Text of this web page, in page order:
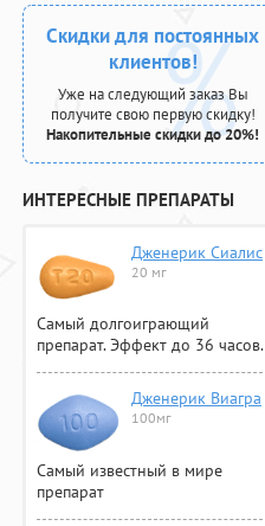
Скидки для постоянных
клиентов!
Уже на следующий заказ Вы
получите свою первую скидку!
Накопительные скидки до 20%!
ИНТЕРЕСНЫЕ ПРЕПАРАТЫ
Дженерик Сиалис
20 мг
Самый долгоиграющий
препарат. Эффект до 36 часов.
Дженерик Виагра
100мг
Самый известный в мире
препарат